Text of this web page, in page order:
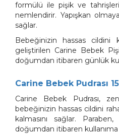
formülü ile pişik ve
nemlendirir. Yapışkan
sağlar.
Bebeğinizin hassas cildini
geliştirilen Carine Bebek
doğumdan itibaren günlük
Carine Bebek Pudrası
Carine Bebek Pudrası,
bebeğinizin hassas cildini
kalmasını sağlar.
doğumdan itibaren